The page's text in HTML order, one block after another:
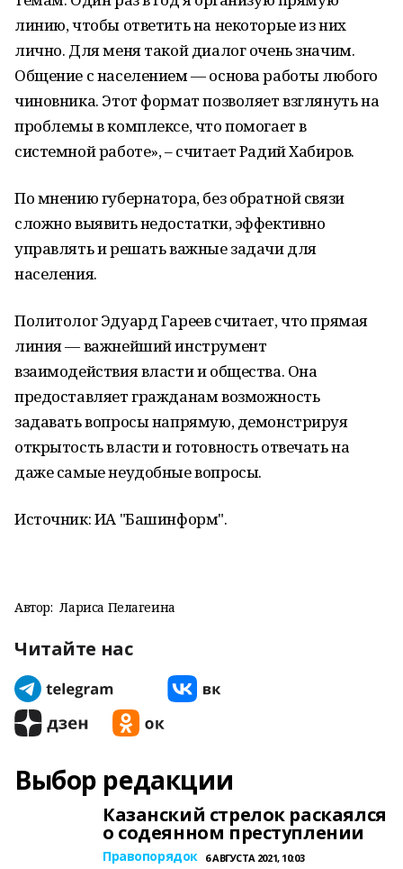
линию, чтобы ответить на некоторые из них
лично. Для меня такой диалог очень значим.
Общение с населением — основа работы любого
чиновника. Этот формат позволяет взглянуть на
проблемы в комплексе, что помогает в
системной работе», – считает Радий Хабиров.
По мнению губернатора, без обратной связи
сложно выявить недостатки, эффективно
управлять и решать важные задачи для
населения.
Политолог Эдуард Гареев считает, что прямая
линия — важнейший инструмент
взаимодействия власти и общества. Она
предоставляет гражданам возможность
задавать вопросы напрямую, демонстрируя
открытость власти и готовность отвечать на
даже самые неудобные вопросы.
Источник: ИА "Башинформ".
Автор: Лариса Пелагеина
Читайте нас
Выбор редакции
Казанский стрелок раскаялся
о содеянном преступлении
Правопорядок 6 АВГУСТА 2021, 10:03